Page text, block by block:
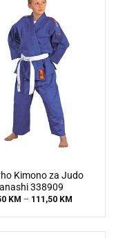
Kimono za Judo
338909
KM – 111,50 KM
102,50 KM
111,50 KM